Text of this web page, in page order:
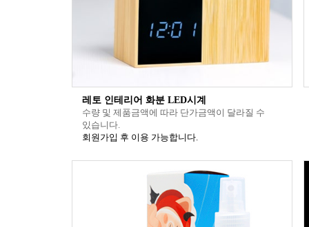
레토 인테리어 화분 LED시계
수량 및 제품금액에 따라 단가금액이 달라질 수
있습니다.
회원가입 후 이용 가능합니다.